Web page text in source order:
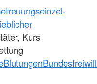
Kurs
Blutungen